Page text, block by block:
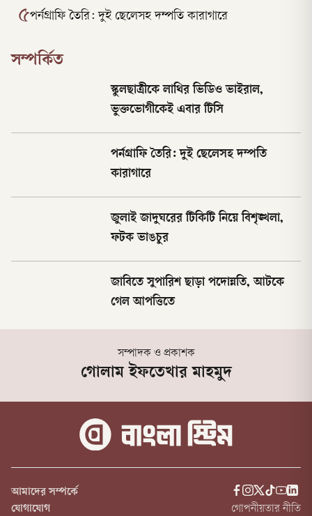
৫পর্নগ্রাফি তৈরি: দুই ছেলেসহ দম্পতি কারাগারে
সম্পর্কিত
স্কুলছাত্রীকে লাথির ভিডিও ভাইরাল,
ভুক্তভোগীকেই এবার টিসি
পর্নগ্রাফি তৈরি: দুই ছেলেসহ দম্পতি
কারাগারে
জুলাই জাদুঘরের টিকিটি নিয়ে বিশৃঙ্খলা,
ফটক ভাঙচুর
জাবিতে সুপারিশ ছাড়া পদোন্নতি, আটকে
গেল আপত্তিতে
সম্পাদক ও প্রকাশক
গোলাম ইফতেখার মাহমুদ
গোপনীয়তার নীতি
আমাদের সম্পর্কে
যোগাযোগ